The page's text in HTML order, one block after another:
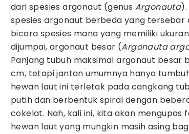
dari spesies argonaut (genus Argonauta).
spesies argonaut berbeda yang tersebar
bicara spesies mana yang memiliki
dijumpai, argonaut besar (Argonauta
Panjang tubuh maksimal argonaut besar
cm, tetapi jantan umumnya hanya
hewan laut ini terletak pada cangkang
putih dan berbentuk spiral dengan
cokelat. Nah, kali ini, kita akan
hewan laut yang mungkin masih asing